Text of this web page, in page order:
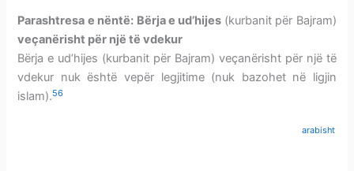
Parashtresa e nëntë: Bërja e ud’hijes (kurbanit për Bajram)
veçanërisht për një të vdekur
Bërja e ud’hijes (kurbanit për Bajram) veçanërisht për një të
vdekur nuk është vepër legjitime (nuk bazohet në ligjin
islam).56
arabisht